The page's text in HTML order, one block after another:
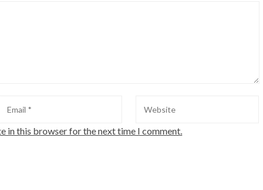
in this browser for the next time I comment.